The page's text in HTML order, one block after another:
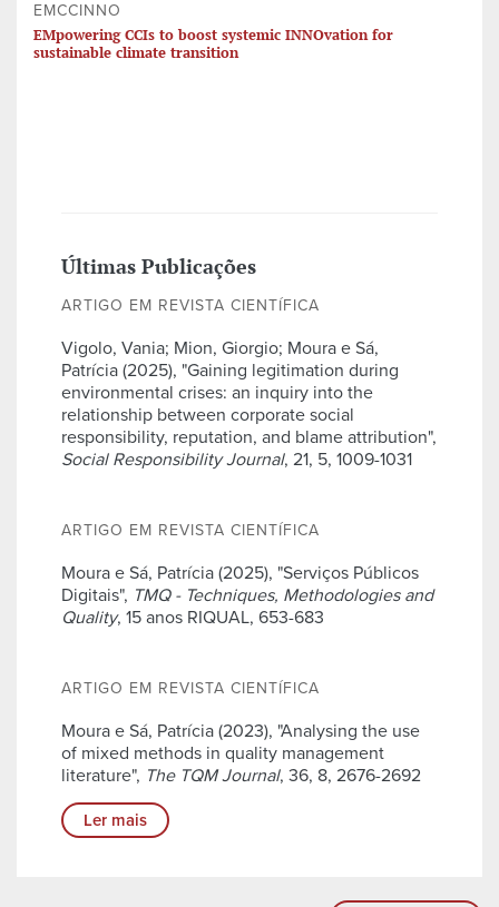
EMCCINNO
EMpowering CCIs to boost systemic INNOvation for
sustainable climate transition
Últimas Publicações
ARTIGO EM REVISTA CIENTÍFICA
Vigolo, Vania; Mion, Giorgio; Moura e Sá,
Patrícia (2025), "Gaining legitimation during
environmental crises: an inquiry into the
relationship between corporate social
responsibility, reputation, and blame attribution",
Social Responsibility Journal, 21, 5, 1009-1031
ARTIGO EM REVISTA CIENTÍFICA
Moura e Sá, Patrícia (2025), "Serviços Públicos
Digitais", TMQ - Techniques, Methodologies and
Quality, 15 anos RIQUAL, 653-683
ARTIGO EM REVISTA CIENTÍFICA
Moura e Sá, Patrícia (2023), "Analysing the use
of mixed methods in quality management
literature", The TQM Journal, 36, 8, 2676-2692
Ler mais